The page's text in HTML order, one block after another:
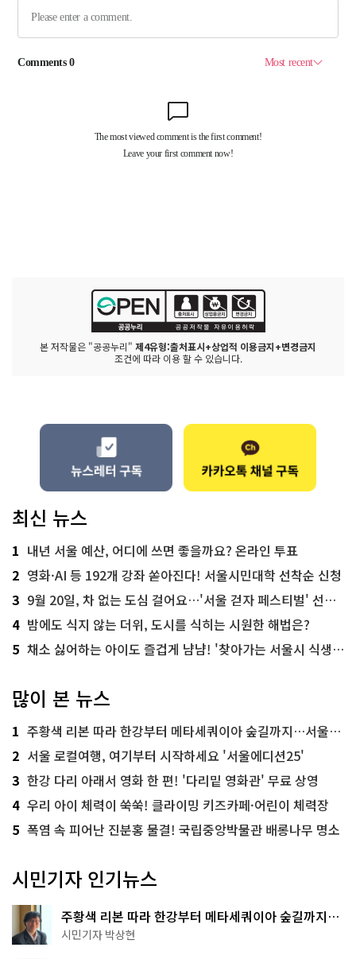
본 저작물은 "공공누리" 제4유형:출처표시+상업적 이용금지+변경금지
조건에 따라 이용 할 수 있습니다.
최신 뉴스
1 내년 서울 예산, 어디에 쓰면 좋을까요? 온라인 투표
2 영화·AI 등 192개 강좌 쏟아진다! 서울시민대학 선착순 신청
3 9월 20일, 차 없는 도심 걸어요…'서울 걷자 페스티벌' 선착순 5천명
4 밤에도 식지 않는 더위, 도시를 식히는 시원한 해법은?
5 채소 싫어하는 아이도 즐겁게 냠냠! '찾아가는 서울시 식생활 교육' 현장
많이 본 뉴스
1 주황색 리본 따라 한강부터 메타세쿼이아 숲길까지…서울둘레길 15코스
2 서울 로컬여행, 여기부터 시작하세요 '서울에디션25'
3 한강 다리 아래서 영화 한 편! '다리밑 영화관' 무료 상영
4 우리 아이 체력이 쑥쑥! 클라이밍 키즈카페·어린이 체력장
5 폭염 속 피어난 진분홍 물결! 국립중앙박물관 배롱나무 명소
시민기자 인기뉴스
주황색 리본 따라 한강부터 메타세쿼이아 숲길까지…
서울둘레길 15코스
시민기자 박상현